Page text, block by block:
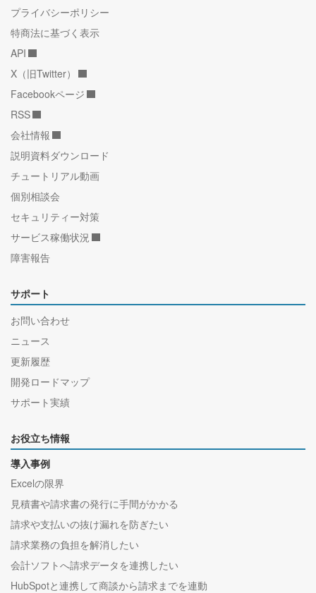
プライバシーポリシー
特商法に基づく表示
API
X（旧Twitter）
Facebookページ
RSS
会社情報
説明資料ダウンロード
チュートリアル動画
個別相談会
セキュリティー対策
サービス稼働状況
障害報告
サポート
お問い合わせ
ニュース
更新履歴
開発ロードマップ
サポート実績
お役立ち情報
導入事例
Excelの限界
見積書や請求書の発行に手間がかかる
請求や支払いの抜け漏れを防ぎたい
請求業務の負担を解消したい
会計ソフトへ請求データを連携したい
HubSpotと連携して商談から請求までを連動